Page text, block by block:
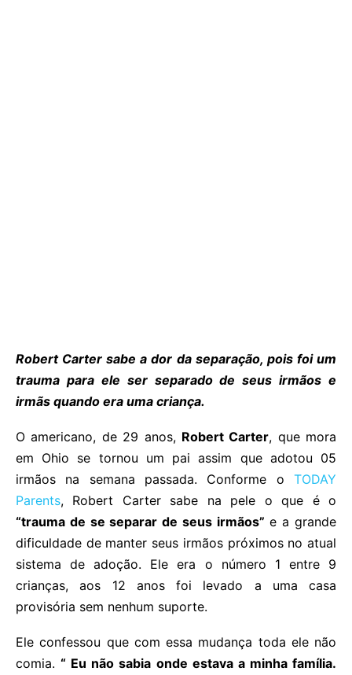
Robert Carter sabe a dor da separação, pois foi um
trauma para ele ser separado de seus irmãos e
irmãs quando era uma criança.
O americano, de 29 anos, Robert Carter, que mora
em Ohio se tornou um pai assim que adotou 05
irmãos na semana passada. Conforme o TODAY
Parents, Robert Carter sabe na pele o que é o
“trauma de se separar de seus irmãos” e a grande
dificuldade de manter seus irmãos próximos no atual
sistema de adoção. Ele era o número 1 entre 9
crianças, aos 12 anos foi levado a uma casa
provisória sem nenhum suporte.
Ele confessou que com essa mudança toda ele não
comia.“ Eu não sabia onde estava a minha família.